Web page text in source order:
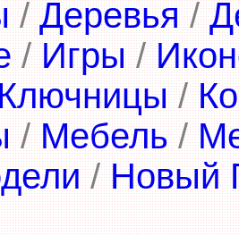
/Деревья/
/Игры/
/
/Мебель/
/Новый